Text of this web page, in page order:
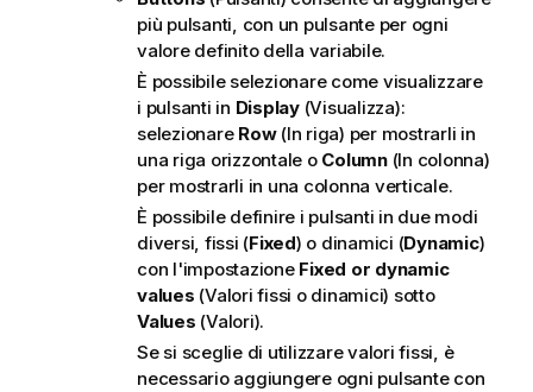
più pulsanti, con un pulsante per ogni
valore definito della variabile.
È possibile selezionare come visualizzare
i pulsanti in Display(Visualizza):
selezionare Row (In riga) per mostrarli in
una riga orizzontale o Column(In colonna)
per mostrarli in una colonna verticale.
È possibile definire i pulsanti in due modi
diversi, fissi (Fixed) o dinamici (Dynamic)
con l'impostazione Fixed or dynamic
values (Valori fissi o dinamici) sotto
Values (Valori).
Se si sceglie di utilizzare valori fissi, è
necessario aggiungere ogni pulsante con